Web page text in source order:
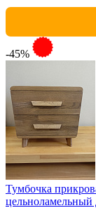
-45%
Тумбочка
цельноламельный